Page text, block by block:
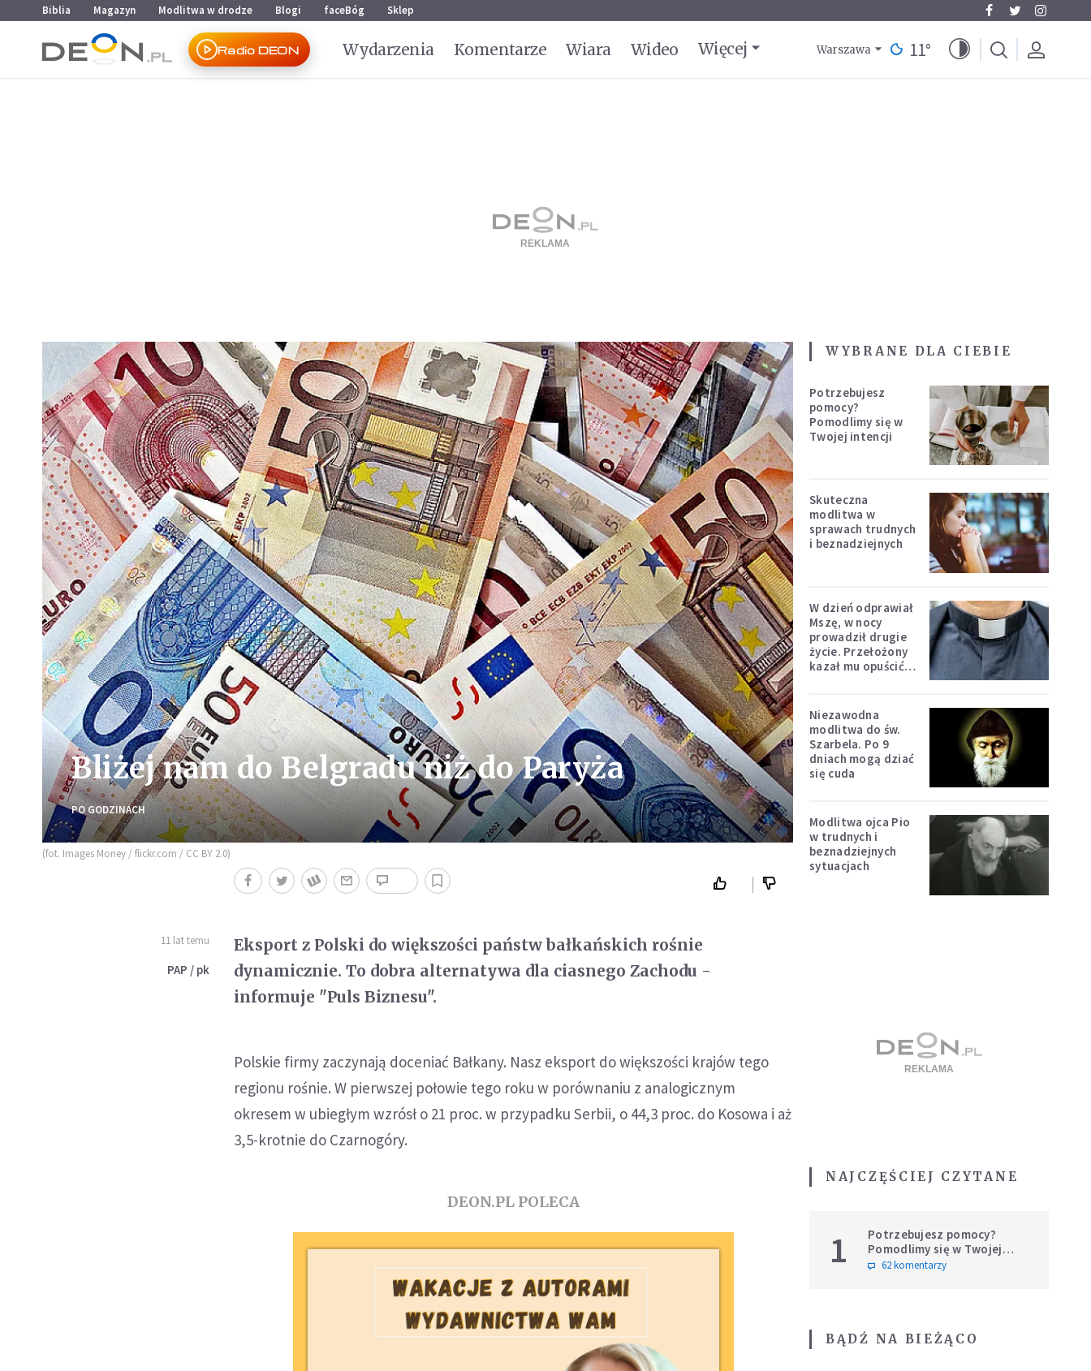
Przejdź do menu głównego
Przejdź do treści
Biblia Magazyn Modlitwa w drodze Blogi faceBóg Sklep
Radio DEON Wydarzenia Komentarze Wiara Wideo Więcej Warszawa 11°
Bliżej nam do Belgradu niż do Paryża
PO GODZINACH
(fot. Images Money / flickr.com / CC BY 2.0)
11 lat temu
PAP / pk
Eksport z Polski do większości państw bałkańskich rośnie
dynamicznie. To dobra alternatywa dla ciasnego Zachodu -
informuje "Puls Biznesu".
Polskie firmy zaczynają doceniać Bałkany. Nasz eksport do większości krajów tego
regionu rośnie. W pierwszej połowie tego roku w porównaniu z analogicznym
okresem w ubiegłym wzrósł o 21 proc. w przypadku Serbii, o 44,3 proc. do Kosowa i aż
3,5-krotnie do Czarnogóry.
DEON.PL POLECA
WYBRANE DLA CIEBIE
Potrzebujesz
pomocy?
Pomodlimy się w
Twojej intencji
Skuteczna
modlitwa w
sprawach trudnych
i beznadziejnych
W dzień odprawiał
Mszę, w nocy
prowadził drugie
życie. Przełożony
kazał mu opuścić
Niezawodna
modlitwa do św.
Szarbela. Po 9
dniach mogą dziać
się cuda
Modlitwa ojca Pio
w trudnych i
beznadziejnych
sytuacjach
NAJCZĘŚCIEJ CZYTANE
1
Potrzebujesz pomocy?
Pomodlimy się w Twojej
intencji
62 komentarzy
BĄDŹ NA BIEŻĄCO